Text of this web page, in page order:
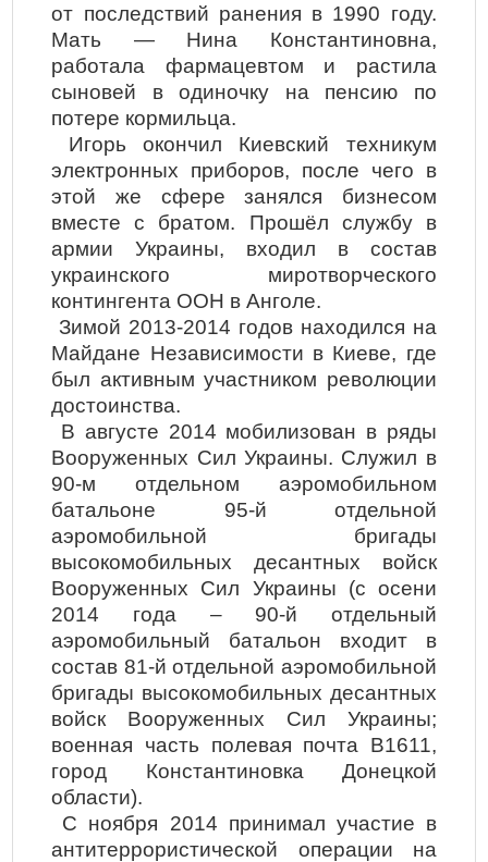
от последствий ранения в 1990 году.
Мать — Нина Константиновна,
работала фармацевтом и растила
сыновей в одиночку на пенсию по
потере кормильца.
Игорь окончил Киевский техникум
электронных приборов, после чего в
этой же сфере занялся бизнесом
вместе с братом. Прошёл службу в
армии Украины, входил в состав
украинского миротворческого
контингента ООН в Анголе.
Зимой 2013-2014 годов находился на
Майдане Независимости в Киеве, где
был активным участником революции
достоинства.
В августе 2014 мобилизован в ряды
Вооруженных Сил Украины. Служил в
90-м отдельном аэромобильном
батальоне 95-й отдельной
аэромобильной бригады
высокомобильных десантных войск
Вооруженных Сил Украины (с осени
2014 года – 90-й отдельный
аэромобильный батальон входит в
состав 81-й отдельной аэромобильной
бригады высокомобильных десантных
войск Вооруженных Сил Украины;
военная часть полевая почта В1611,
город Константиновка Донецкой
области).
С ноября 2014 принимал участие в
антитеррористической операции на